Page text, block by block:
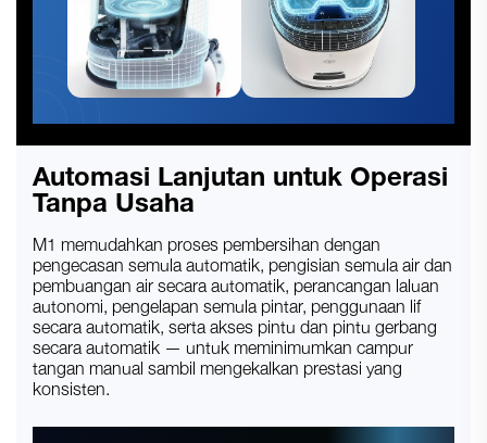
Automasi Lanjutan untuk Operasi
Tanpa Usaha
M1 memudahkan proses pembersihan dengan
pengecasan semula automatik, pengisian semula air dan
pembuangan air secara automatik, perancangan laluan
autonomi, pengelapan semula pintar, penggunaan lif
secara automatik, serta akses pintu dan pintu gerbang
secara automatik — untuk meminimumkan campur
tangan manual sambil mengekalkan prestasi yang
konsisten.